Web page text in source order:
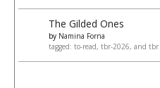
The Gilded Ones
by Namina Forna
tagged: to-read, tbr-2026, and tbr